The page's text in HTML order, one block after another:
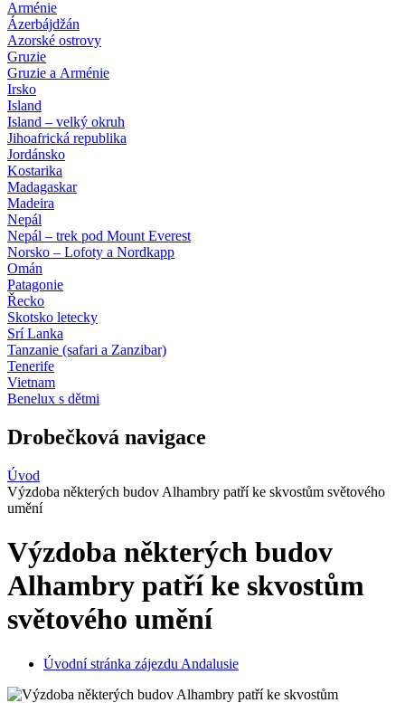
Arménie
Ázerbájdžán
Azorské ostrovy
Gruzie
Gruzie a Arménie
Irsko
Island
Island – velký okruh
Jihoafrická republika
Jordánsko
Kostarika
Madagaskar
Madeira
Nepál
Nepál – trek pod Mount Everest
Norsko – Lofoty a Nordkapp
Omán
Patagonie
Řecko
Skotsko letecky
Srí Lanka
Tanzanie (safari a Zanzibar)
Tenerife
Vietnam
Benelux s dětmi
Drobečková navigace
Úvod
Výzdoba některých budov Alhambry patří ke skvostům světového
umění
Výzdoba některých budov
Alhambry patří ke skvostům
světového umění
Úvodní stránka zájezdu Andalusie